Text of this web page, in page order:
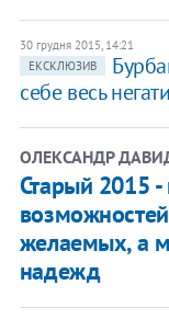
30 грудня 2015, 14:21
ЕКСКЛЮЗИВ
себе весь
ОЛЕКСАНДР
Старый 2015
желаемых, а
надежд